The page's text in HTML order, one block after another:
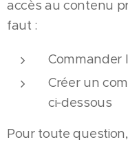
accès au contenu
faut :
Commander
Créer un
ci-dessous
Pour toute